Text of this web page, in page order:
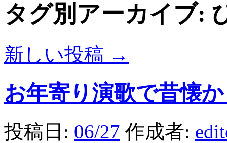
タグ別アーカイブ:
新しい投稿 →
お年寄り演歌で昔懐
投稿日: 06/27 作成者: